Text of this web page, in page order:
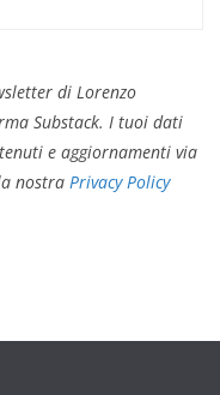
di Lorenzo
Substack. I tuoi dati
e aggiornamenti via
nostra Privacy Policy